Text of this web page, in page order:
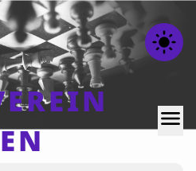
light_mode
menu